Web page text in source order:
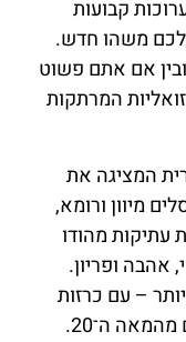
קבועות
לכם משהו חדש.
אם אתם פשוט
המרתקות
המציגה את
מיוון ורומא,
עתיקות מהודו
ופריון.
– עם כרזות
ה־20.